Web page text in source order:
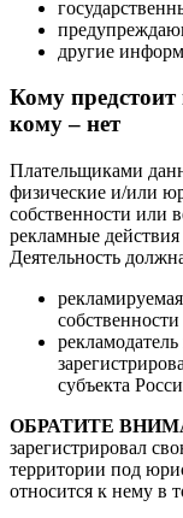
другие
Кому
кому – нет
Плательщиками
физические и/или
собственности или
рекламные
Деятельность
субъекта
ОБРАТИТЕ
зарегистрировал
территории под
относится к нему в